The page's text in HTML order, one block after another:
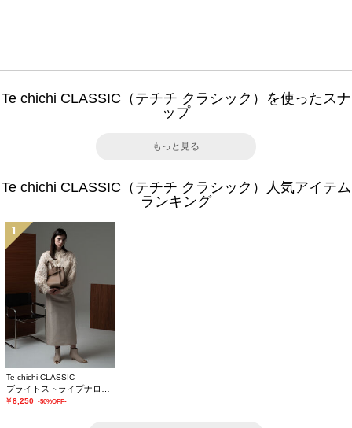
Te chichi CLASSIC（テチチ クラシック）を使ったスナ
ップ
もっと見る
Te chichi CLASSIC（テチチ クラシック）人気アイテム
ランキング
1
Te chichi CLASSIC
￥8,250 -50%OFF-